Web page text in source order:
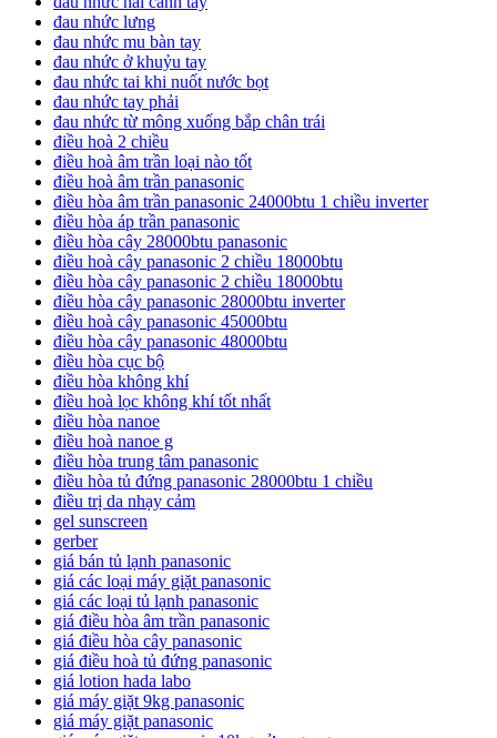
đau nhức lưng
đau nhức mu bàn tay
đau nhức ở khuỷu tay
đau nhức tai khi nuốt nước bọt
đau nhức tay phải
đau nhức từ mông xuống bắp chân trái
điều hoà 2 chiều
điều hoà âm trần loại nào tốt
điều hoà âm trần panasonic
điều hòa âm trần panasonic 24000btu 1 chiều inverter
điều hòa áp trần panasonic
điều hòa cây 28000btu panasonic
điều hoà cây panasonic 2 chiều 18000btu
điều hòa cây panasonic 2 chiều 18000btu
điều hòa cây panasonic 28000btu inverter
điều hoà cây panasonic 45000btu
điều hòa cây panasonic 48000btu
điều hòa cục bộ
điều hòa không khí
điều hoà lọc không khí tốt nhất
điều hòa nanoe
điều hoà nanoe g
điều hòa trung tâm panasonic
điều hòa tủ đứng panasonic 28000btu 1 chiều
điều trị da nhạy cảm
gel sunscreen
gerber
giá bán tủ lạnh panasonic
giá các loại máy giặt panasonic
giá các loại tủ lạnh panasonic
giá điều hòa âm trần panasonic
giá điều hòa cây panasonic
giá điều hoà tủ đứng panasonic
giá lotion hada labo
giá máy giặt 9kg panasonic
giá máy giặt panasonic